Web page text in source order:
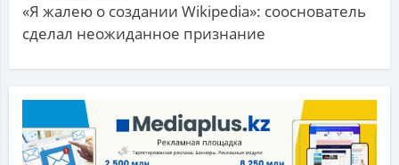
«Я жалею о создании Wikipedia»: сооснователь
сделал неожиданное признание